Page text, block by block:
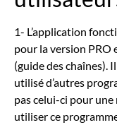
1- L’application
pour la version PRO
(guide des chaînes).
utilisé d’autres
pas celui-ci pour
utiliser ce